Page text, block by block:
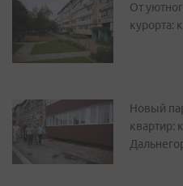
От
курорта:
Новый
квартир: